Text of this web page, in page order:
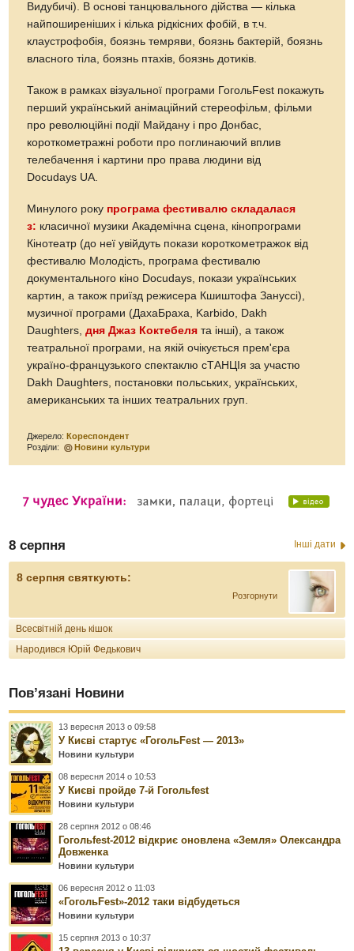
Видубичі). В основі танцювального дійства — кілька
найпоширеніших і кілька рідкісних фобій, в т.ч.
клаустрофобія, боязнь темряви, боязнь бактерій, боязнь
власного тіла, боязнь птахів, боязнь дотиків.
Також в рамках візуальної програми ГогольFest покажуть
перший український анімаційний стереофільм, фільми
про революційні події Майдану і про Донбас,
короткометражні роботи про поглинаючий вплив
телебачення і картини про права людини від
Docudays UA.
Минулого року програма фестивалю складалася
з: класичної музики Академічна сцена, кінопрограми
Кінотеатр (до неї увійдуть покази короткометражок від
фестивалю Молодість, програма фестивалю
документального кіно Docudays, покази українських
картин, а також приїзд режисера Кшиштофа Зануссі),
музичної програми (ДахаБраха, Karbido, Dakh
Daughters,дня Джаз Коктебеля та інші), а також
театральної програми, на якій очікується прем'єра
україно-французького спектаклю сТАНЦІя за участю
Dakh Daughters, постановки польських, українських,
американських та інших театральних груп.
Джерело:Кореспондент
Розділи:
Новини культури
8 серпня Інші дати
8 серпня святкують:
Розгорнути
Всесвітній день кішок
Народився Юрій Федькович
Пов’язані Новини
13 вересня 2013 о 09:58
У Києві стартує «ГогольFest — 2013»
Новини культури
08 вересня 2014 о 10:53
У Києві пройде 7-й Гогольfest
Новини культури
28 серпня 2012 о 08:46
Гогольfest-2012 відкриє оновлена ​​«Земля» Олександра
Довженка
Новини культури
06 вересня 2012 о 11:03
«ГогольFest»-2012 таки відбудеться
Новини культури
15 серпня 2013 о 10:37